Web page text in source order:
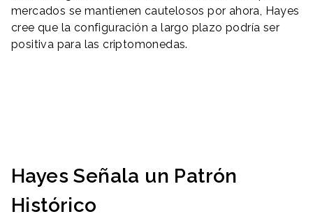
mercados se mantienen cautelosos por ahora, Hayes
cree que la configuración a largo plazo podría ser
positiva para las criptomonedas.
Hayes Señala un Patrón
Histórico